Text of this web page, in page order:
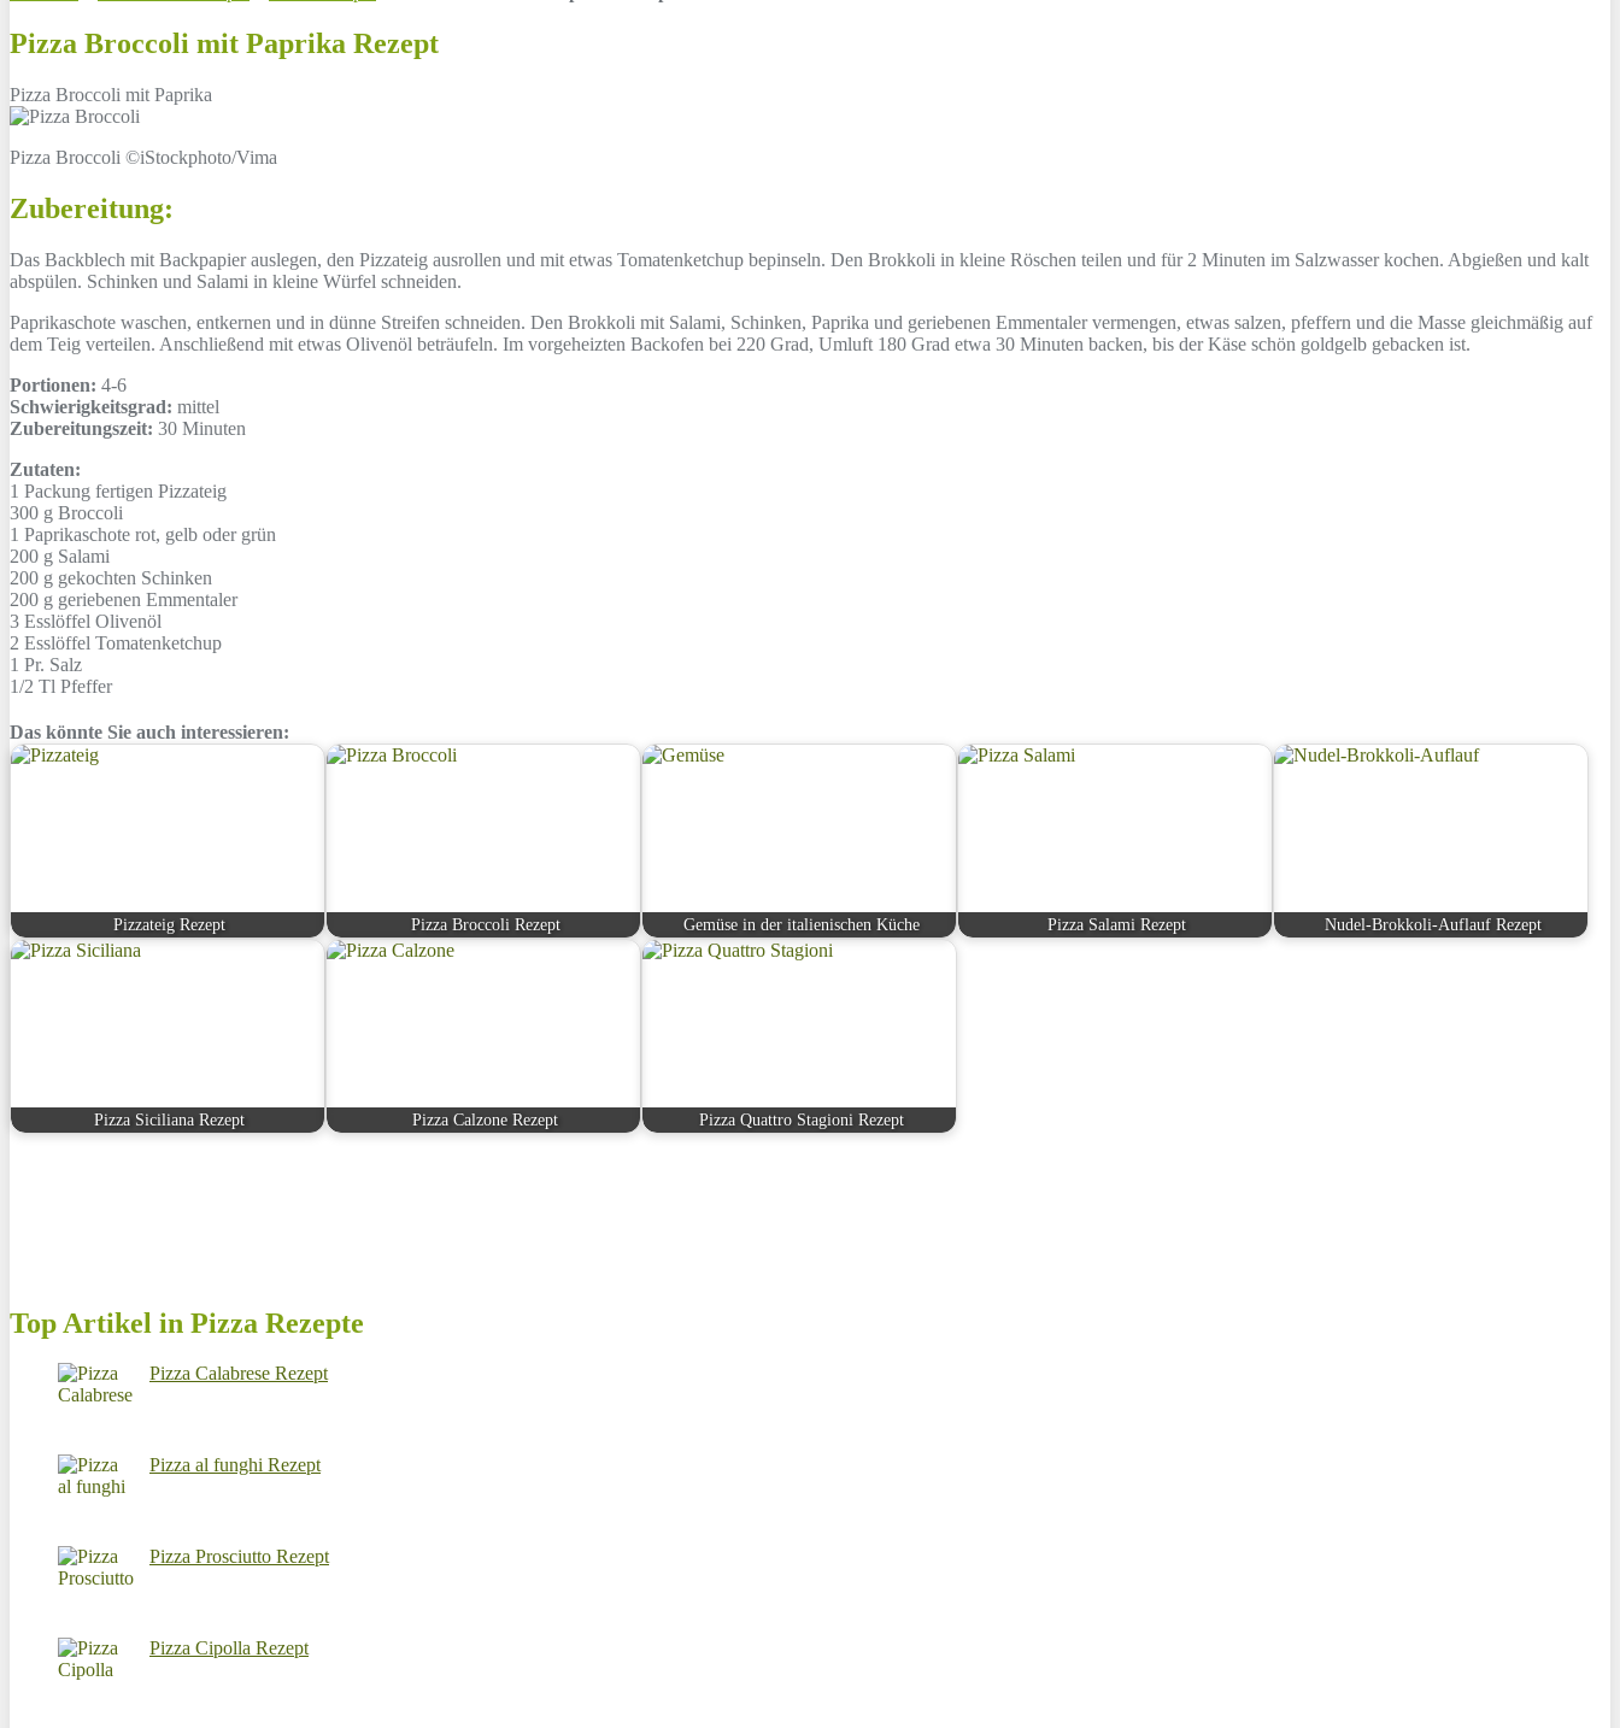
Pizza Broccoli mit Paprika Rezept
Pizza Broccoli mit Paprika
Pizza Broccoli ©iStockphoto/Vima
Zubereitung:
Das Backblech mit Backpapier auslegen, den Pizzateig ausrollen und mit etwas Tomatenketchup bepinseln. Den Brokkoli in kleine Röschen teilen und für 2 Minuten im Salzwasser kochen. Abgießen und kalt
abspülen. Schinken und Salami in kleine Würfel schneiden.
Paprikaschote waschen, entkernen und in dünne Streifen schneiden. Den Brokkoli mit Salami, Schinken, Paprika und geriebenen Emmentaler vermengen, etwas salzen, pfeffern und die Masse gleichmäßig auf
dem Teig verteilen. Anschließend mit etwas Olivenöl beträufeln. Im vorgeheizten Backofen bei 220 Grad, Umluft 180 Grad etwa 30 Minuten backen, bis der Käse schön goldgelb gebacken ist.
Portionen: 4-6
Schwierigkeitsgrad: mittel
Zubereitungszeit: 30 Minuten
Zutaten:
1 Packung fertigen Pizzateig
300 g Broccoli
1 Paprikaschote rot, gelb oder grün
200 g Salami
200 g gekochten Schinken
200 g geriebenen Emmentaler
3 Esslöffel Olivenöl
2 Esslöffel Tomatenketchup
1 Pr. Salz
1/2 Tl Pfeffer
Das könnte Sie auch interessieren:
Pizzateig Rezept Pizza Broccoli Rezept Gemüse in der italienischen Küche Pizza Salami Rezept Nudel-Brokkoli-Auflauf Rezept
Pizza Siciliana Rezept Pizza Calzone Rezept Pizza Quattro Stagioni Rezept
Top Artikel in Pizza Rezepte
Pizza Calabrese Rezept
Pizza al funghi Rezept
Pizza Prosciutto Rezept
Pizza Cipolla Rezept